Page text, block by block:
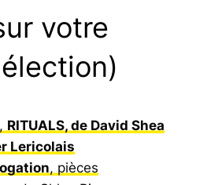
votre
RITUALS, de David Shea
Lericolais
, pièces